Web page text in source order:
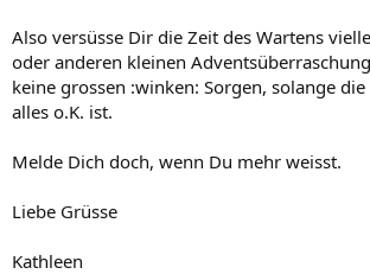
Also versüsse Dir die Zeit des Wartens
oder anderen kleinen
keine grossen :winken: Sorgen, solange
alles o.K. ist.
Melde Dich doch, wenn Du mehr weisst.
Liebe Grüsse
Kathleen